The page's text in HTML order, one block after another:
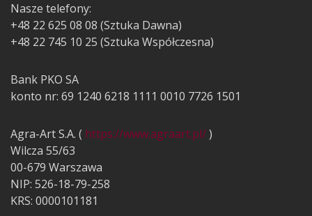
Nasze telefony:
+48 22 625 08 08 (Sztuka Dawna)
+48 22 745 10 25 (Sztuka Współczesna)
Bank PKO SA
konto nr: 69 1240 6218 1111 0010 7726 1501
Agra-Art S.A. ( https://www.agraart.pl/)
Wilcza 55/63
00-679 Warszawa
NIP: 526-18-79-258
KRS: 0000101181